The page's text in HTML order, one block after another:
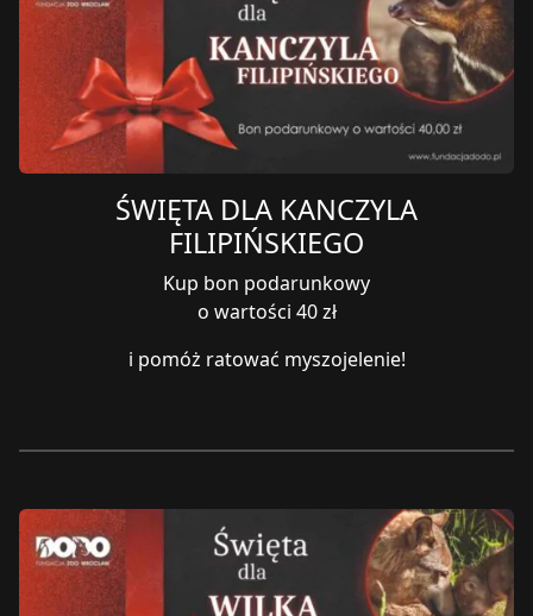
ŚWIĘTA DLA KANCZYLA
FILIPIŃSKIEGO
Kup bon podarunkowy
o wartości 40 zł
i pomóż ratować myszojelenie!